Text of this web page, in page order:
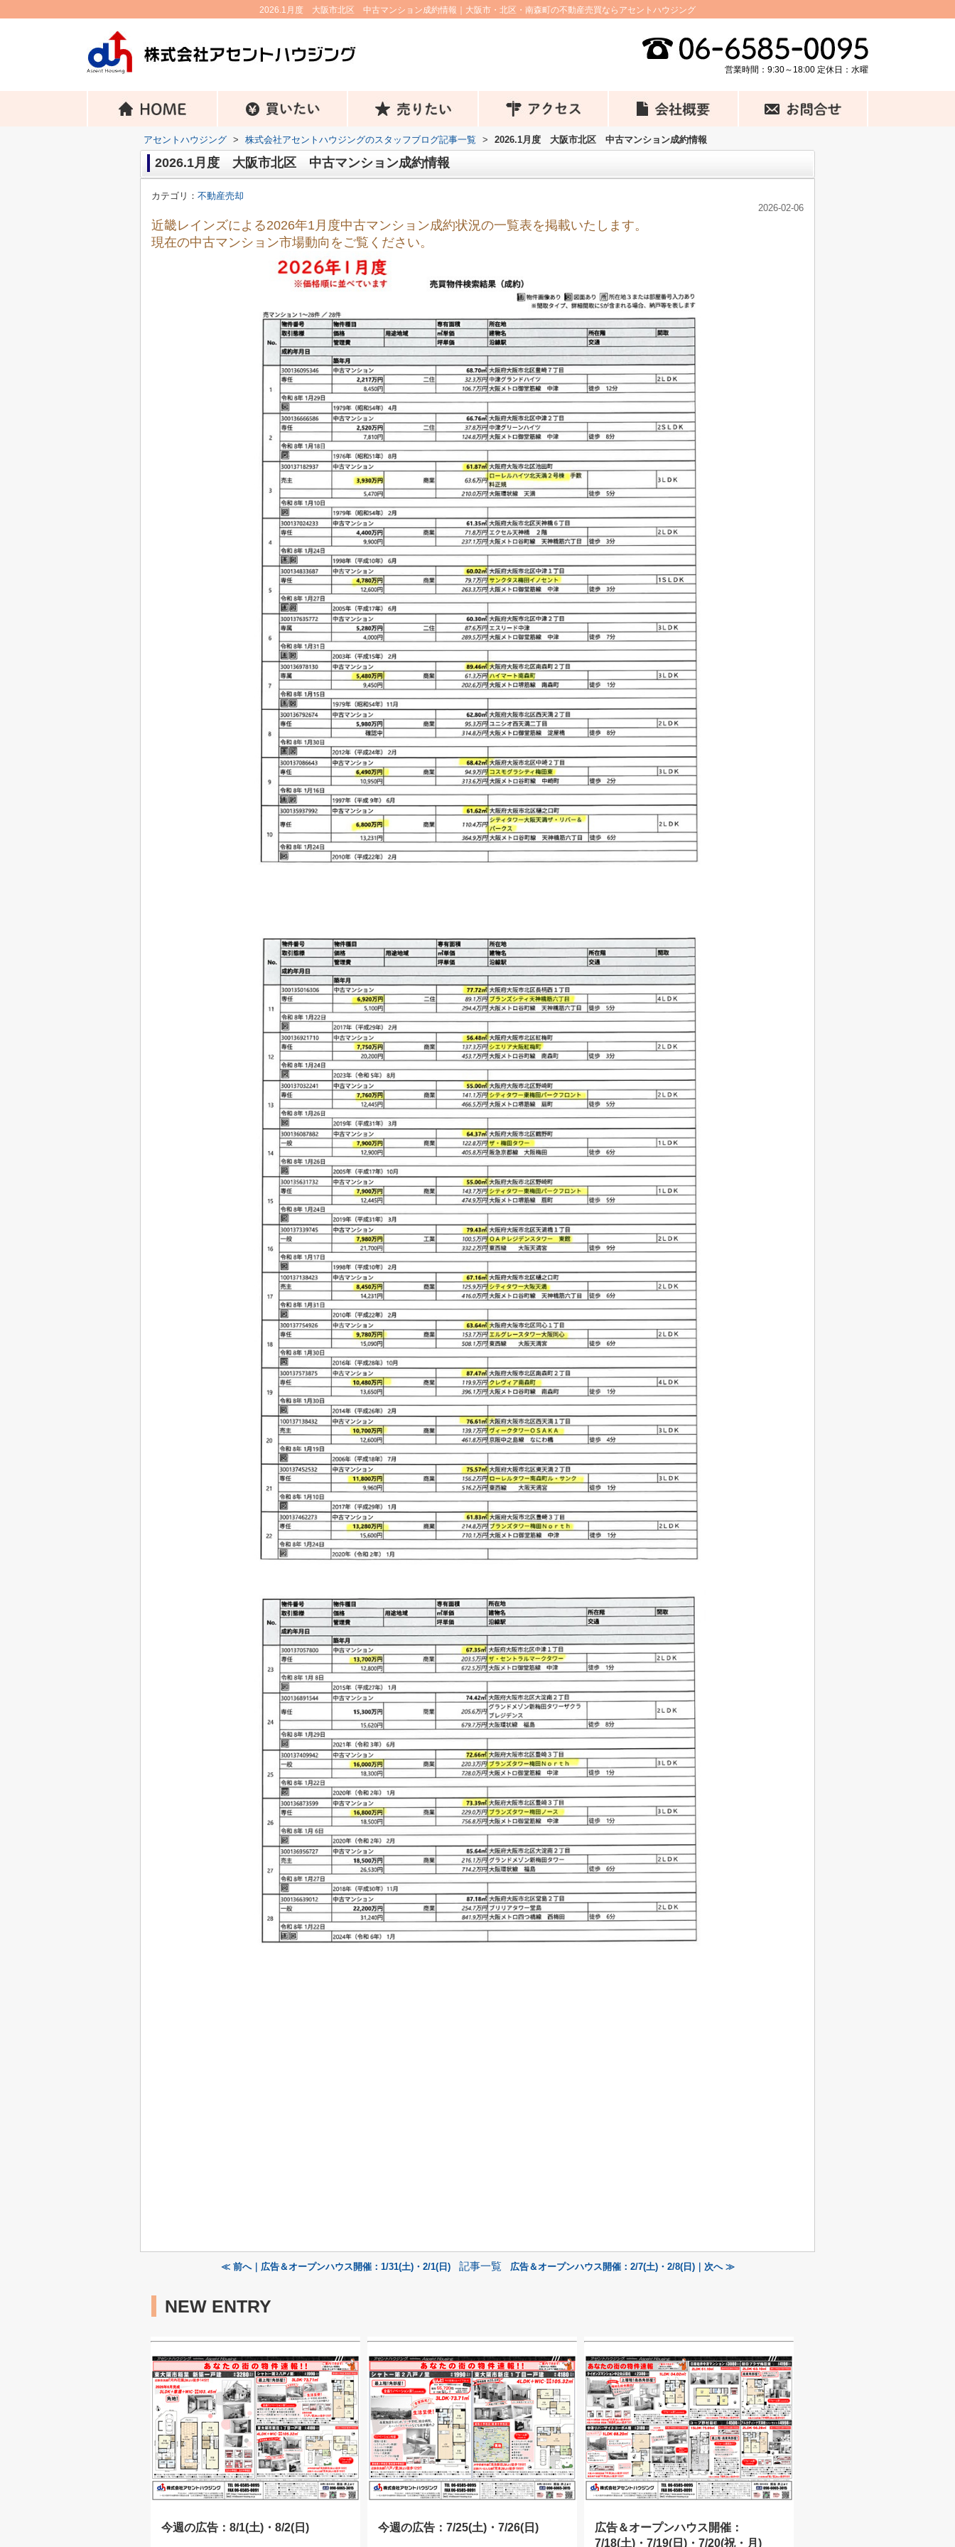
2026.1月度 大阪市北区 中古マンション成約情報｜大阪市・北区・南森町の不動産売買ならアセントハウジング
営業時間：9:30～18:00 定休日：水曜
アセントハウジング > 株式会社アセントハウジングのスタッフブログ記事一覧 > 2026.1月度 大阪市北区 中古マンション成約情報
2026.1月度 大阪市北区 中古マンション成約情報
カテゴリ： 不動産売却
2026-02-06
近畿レインズによる2026年1月度中古マンション成約状況の一覧表を掲載いたします。
現在の中古マンション市場動向をご覧ください。
≪ 前へ｜広告＆オープンハウス開催：1/31(土)・2/1(日) 記事一覧 広告＆オープンハウス開催：2/7(土)・2/8(日)｜次へ ≫
NEW ENTRY
今週の広告：8/1(土)・8/2(日) 今週の広告：7/25(土)・7/26(日)
広告＆オープンハウス開催：
7/18(土)・7/19(日)・7/20(祝・月)